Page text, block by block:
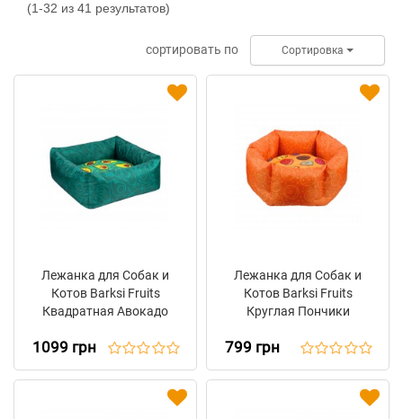
Открытые
(1-32 из 41 результатов)
сортировать по Сортировка
Лежанка для Собак и
Котов Barksi Fruits
Квадратная Авокадо
1099 грн
Лежанка для Собак и
Котов Barksi Fruits
Круглая Пончики
799 грн